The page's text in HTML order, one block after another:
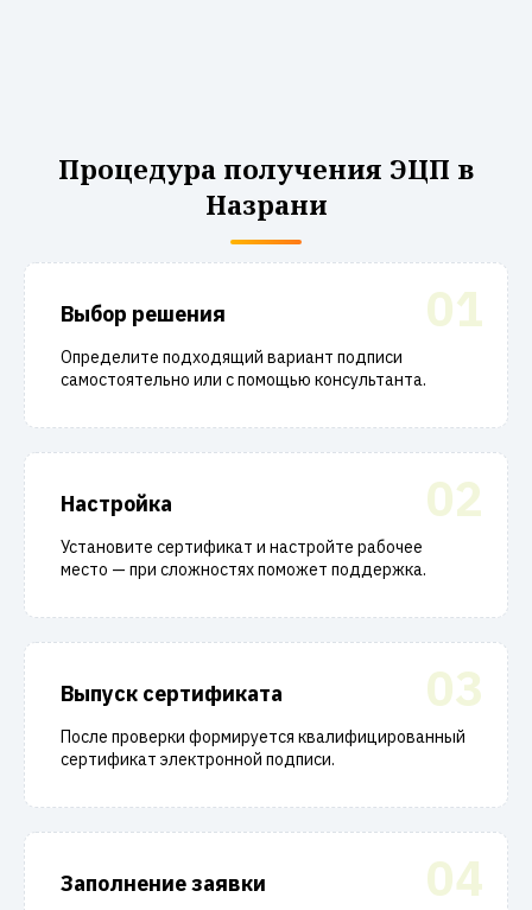
Процедура получения ЭЦП в
Назрани
01
Выбор решения
Определите подходящий вариант подписи
самостоятельно или с помощью консультанта.
02
Настройка
Установите сертификат и настройте рабочее
место — при сложностях поможет поддержка.
03
Выпуск сертификата
После проверки формируется квалифицированный
сертификат электронной подписи.
04
Заполнение заявки